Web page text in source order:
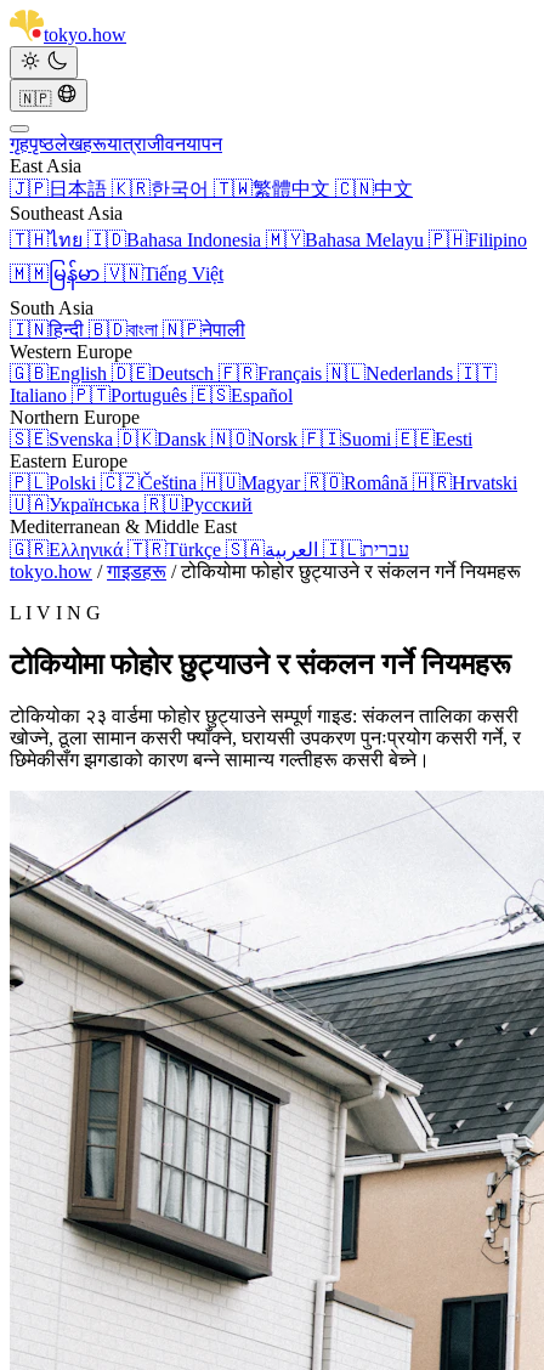
tokyo.how
🇳🇵
गृहपृष्ठलेखहरूयात्राजीवनयापन
East Asia
🇯🇵日本語 🇰🇷한국어 🇹🇼繁體中文 🇨🇳中文
Southeast Asia
🇹🇭ไทย 🇮🇩Bahasa Indonesia 🇲🇾Bahasa Melayu 🇵🇭Filipino
🇲🇲 မြန်မာ 🇻🇳Tiếng Việt
South Asia
🇮🇳हिन्दी 🇧🇩বাংলা 🇳🇵नेपाली
Western Europe
🇬🇧English 🇩🇪Deutsch 🇫🇷Français 🇳🇱Nederlands 🇮🇹
Italiano 🇵🇹Português 🇪🇸Español
Northern Europe
🇸🇪Svenska 🇩🇰Dansk 🇳🇴Norsk 🇫🇮Suomi 🇪🇪Eesti
Eastern Europe
🇵🇱Polski 🇨🇿Čeština 🇭🇺Magyar🇷🇴Română 🇭🇷Hrvatski
🇺🇦Українська 🇷🇺Русский
Mediterranean & Middle East
🇬🇷Ελληνικά 🇹🇷Türkçe 🇸🇦 🇮🇱עברית
tokyo.how / गाइडहरू / टोकियोमा फोहोर छुट्याउने र संकलन गर्ने नियमहरू
L I V I N G
टोकियोमा फोहोर छुट्याउने र संकलन गर्ने नियमहरू
टोकियोका २३ वार्डमा फोहोर छुट्याउने सम्पूर्ण गाइड: संकलन तालिका कसरी
खोज्ने, ठूला सामान कसरी फ्याँक्ने, घरायसी उपकरण पुनःप्रयोग कसरी गर्ने, र
छिमेकीसँग झगडाको कारण बन्ने सामान्य गल्तीहरू कसरी बेच्ने।